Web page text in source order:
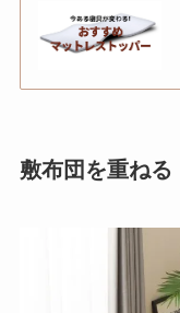
敷布団を重ねる